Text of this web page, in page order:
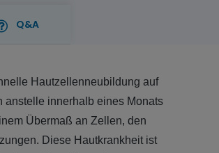
Q&A
Hautzellenneubildung auf
anstelle innerhalb eines Monats
Übermaß an Zellen, den
Diese Hautkrankheit ist